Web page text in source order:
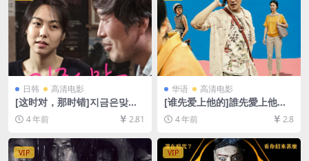
日韩 高清电影
[这时对，那时错]지금은맞고
그때는틀리다 (2015)[百度网
盘+迅雷云盘资源1080P超清
字]
4 年前 2.81
华语 高清电影
[谁先爱上他的]誰先愛上他的
(2018)[百度网盘+夸克网盘
+迅雷云盘资源1080P超清未
4 年前 2.8
VIP VIP